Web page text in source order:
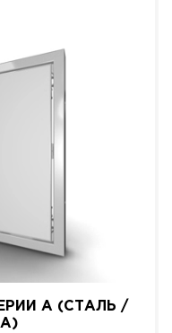
A (СТАЛЬ /